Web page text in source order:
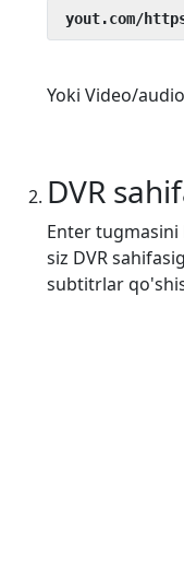
yout.com/
Yoki Video/
DVR
Enter
siz DVR
subtitrlar